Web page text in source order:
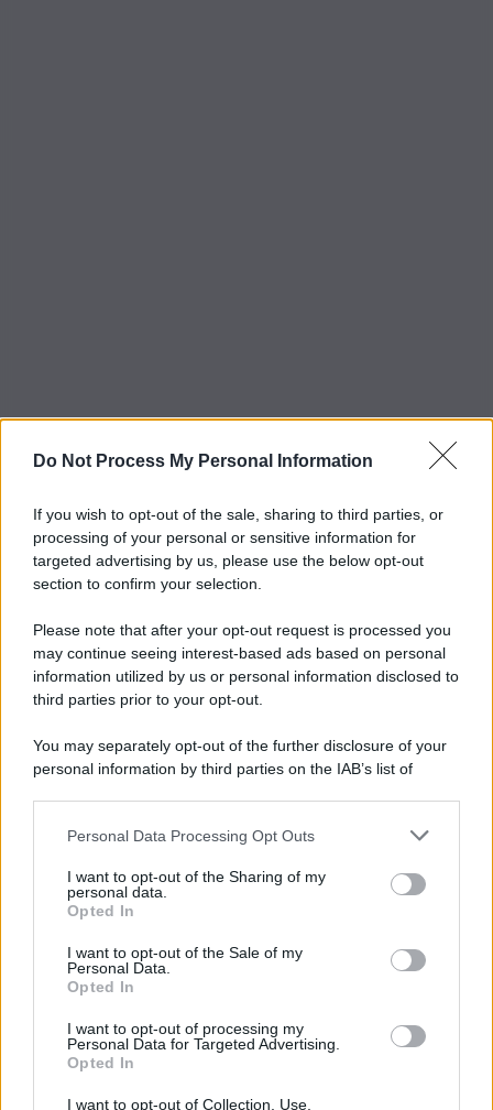
Do Not Process My Personal Information
If you wish to opt-out of the sale, sharing to third parties, or
processing of your personal or sensitive information for
targeted advertising by us, please use the below opt-out
section to confirm your selection.
Please note that after your opt-out request is processed you
may continue seeing interest-based ads based on personal
information utilized by us or personal information disclosed to
third parties prior to your opt-out.
You may separately opt-out of the further disclosure of your
personal information by third parties on the IAB’s list of
This information may also be disclosed by us to third parties
disclose it to other third parties.
Personal Data Processing Opt Outs
I want to opt-out of the Sharing of my
personal data.
Opted In
I want to opt-out of the Sale of my
Personal Data.
Opted In
I want to opt-out of processing my
Personal Data for Targeted Advertising.
Opted In
I want to opt-out of Collection, Use,